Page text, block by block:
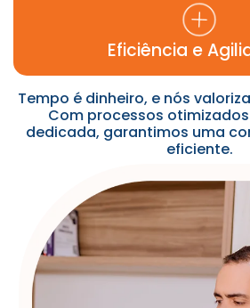
Eficiência e
Tempo é dinheiro, e nós
Com processos
dedicada, garantimos uma
eficiente.